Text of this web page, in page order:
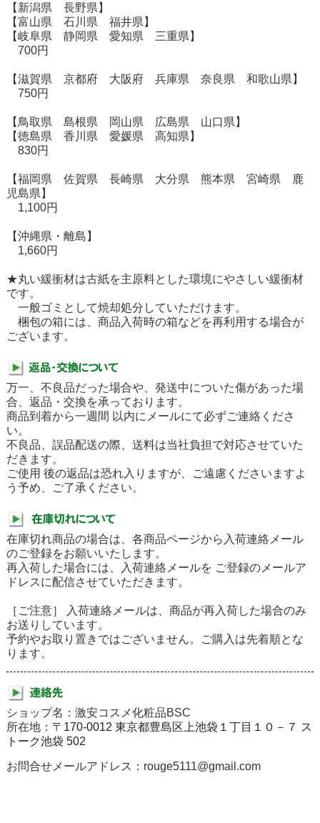
【新潟県 長野県】
【富山県 石川県 福井県】
【岐阜県 静岡県 愛知県 三重県】
700円
【滋賀県 京都府 大阪府 兵庫県 奈良県 和歌山県】
750円
【鳥取県 島根県 岡山県 広島県 山口県】
【徳島県 香川県 愛媛県 高知県】
830円
【福岡県 佐賀県 長崎県 大分県 熊本県 宮崎県 鹿
児島県】
1,100円
【沖縄県・離島】
1,660円
★丸い緩衝材は古紙を主原料とした環境にやさしい緩衝材
です。
一般ゴミとして焼却処分していただけます。
梱包の箱には、商品入荷時の箱などを再利用する場合が
ございます。
万一、不良品だった場合や、発送中についた傷があった場
合、返品・交換を承っております。
商品到着から一週間 以内にメールにて必ずご連絡くださ
い。
不良品、誤品配送の際、送料は当社負担で対応させていた
だきます。
ご使用 後の返品は恐れ入りますが、ご遠慮くださいますよ
う予め、ご了承ください。
在庫切れ商品の場合は、各商品ページから入荷連絡メール
のご登録をお願いいたします。
再入荷した場合には、入荷連絡メールを ご登録のメールア
ドレスに配信させていただきます。
［ご注意］ 入荷連絡メールは、商品が再入荷した場合のみ
お送りしています。
予約やお取り置きではございません。ご購入は先着順とな
ります。
ショップ名：激安コスメ化粧品BSC
所在地： 〒170-0012 東京都豊島区上池袋１丁目１０－７ ス
トーク池袋 502
お問合せメールアドレス：rouge5111@gmail.com